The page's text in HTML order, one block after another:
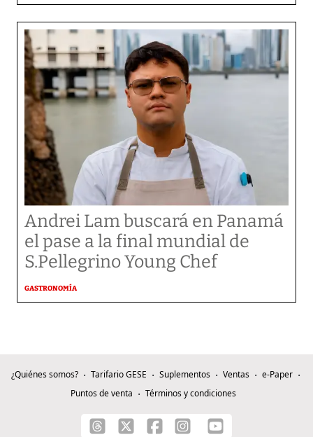
Andrei Lam buscará en Panamá
el pase a la final mundial de
S.Pellegrino Young Chef
GASTRONOMÍA
¿Quiénes somos? Tarifario GESE Suplementos Ventas
e-Paper
Puntos de venta
Términos y condiciones